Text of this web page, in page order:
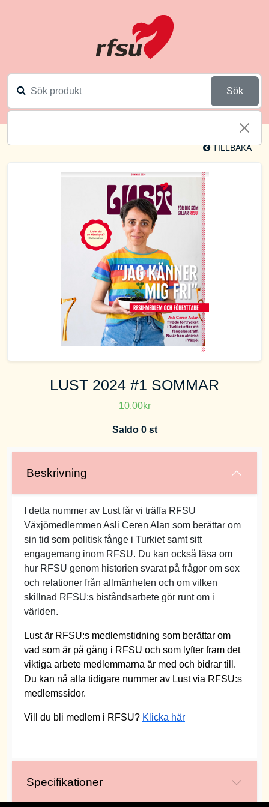
Sök
TILLBAKA
LUST 2024 #1 SOMMAR
10,00kr
Saldo 0 st
Beskrivning
I detta nummer av Lust får vi träffa RFSU
Växjömedlemmen Asli Ceren Alan som berättar om
sin tid som politisk fånge i Turkiet samt sitt
engagemang inom RFSU. Du kan också läsa om
hur RFSU genom historien svarat på frågor om sex
och relationer från allmänheten och om vilken
skillnad RFSU:s biståndsarbete gör runt om i
världen.
Lust är RFSU:s medlemstidning som berättar om
vad som är på gång i RFSU och som lyfter fram det
viktiga arbete medlemmarna är med och bidrar till.
Du kan nå alla tidigare nummer av Lust via RFSU:s
medlemssidor.
Vill du bli medlem i RFSU? Klicka här
Specifikationer